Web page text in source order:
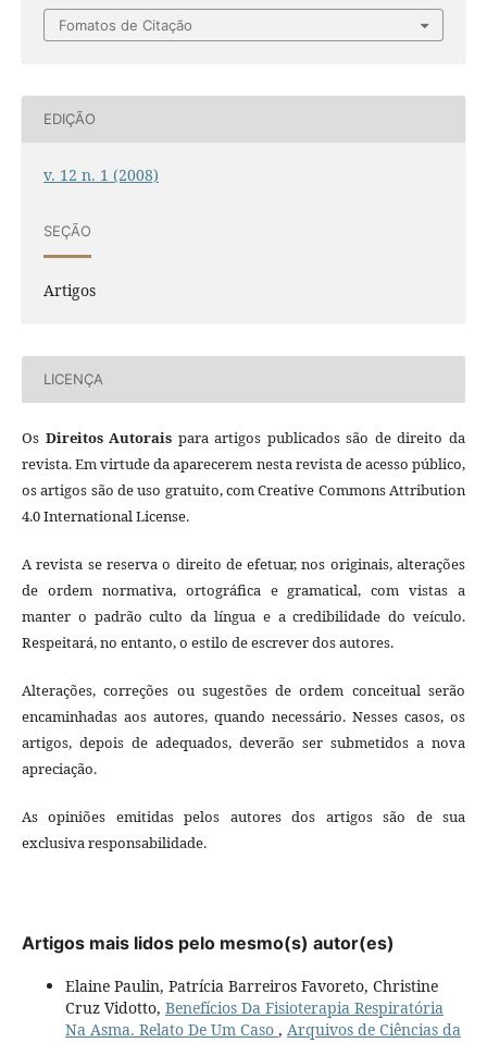
Fomatos de Citação
EDIÇÃO
v. 12 n. 1 (2008)
SEÇÃO
Artigos
LICENÇA
Os Direitos Autorais para artigos publicados são de direito da
revista. Em virtude da aparecerem nesta revista de acesso público,
os artigos são de uso gratuito, com Creative Commons Attribution
4.0 International License.
A revista se reserva o direito de efetuar, nos originais, alterações
de ordem normativa, ortográfica e gramatical, com vistas a
manter o padrão culto da língua e a credibilidade do veículo.
Respeitará, no entanto, o estilo de escrever dos autores.
Alterações, correções ou sugestões de ordem conceitual serão
encaminhadas aos autores, quando necessário. Nesses casos, os
artigos, depois de adequados, deverão ser submetidos a nova
apreciação.
As opiniões emitidas pelos autores dos artigos são de sua
exclusiva responsabilidade.
Artigos mais lidos pelo mesmo(s) autor(es)
Elaine Paulin, Patrícia Barreiros Favoreto, Christine
Cruz Vidotto, Benefícios Da Fisioterapia Respiratória
Na Asma. Relato De Um Caso , Arquivos de Ciências da